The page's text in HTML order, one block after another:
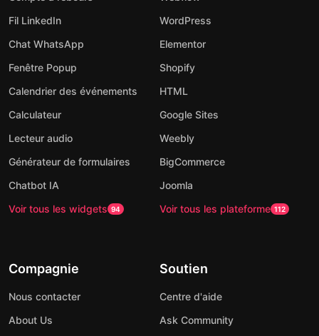
Fil LinkedIn
Chat WhatsApp
Fenêtre Popup
Calendrier des événements
Calculateur
Lecteur audio
Générateur de formulaires
Chatbot IA
Voir tous les widgets 94
WordPress
Elementor
Shopify
HTML
Google Sites
Weebly
BigCommerce
Joomla
Voir tous les plateforme 112
Compagnie
Nous contacter
About Us
Soutien
Centre d'aide
Ask Community